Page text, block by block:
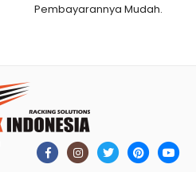
Pembayarannya Mudah.